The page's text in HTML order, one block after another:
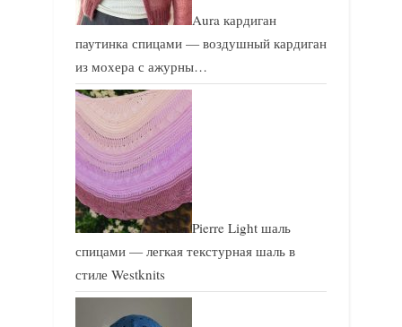
Aura кардиган
паутинка спицами — воздушный кардиган
из мохера с ажурны…
Pierre Light шаль
спицами — легкая текстурная шаль в
стиле Westknits